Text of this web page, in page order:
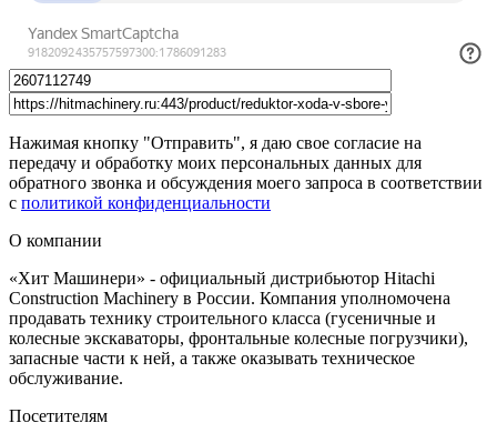
Нажимая кнопку "Отправить", я даю свое согласие на
передачу и обработку моих персональных данных для
обратного звонка и обсуждения моего запроса в соответствии
с политикой конфиденциальности
О компании
«Хит Машинери» - официальный дистрибьютор Hitachi
Construction Machinery в России. Компания уполномочена
продавать технику строительного класса (гусеничные и
колесные экскаваторы, фронтальные колесные погрузчики),
запасные части к ней, а также оказывать техническое
обслуживание.
Посетителям